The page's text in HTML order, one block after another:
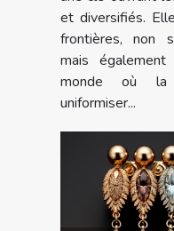
et diversifiés.
frontières, non
mais
monde où la
uniformiser...